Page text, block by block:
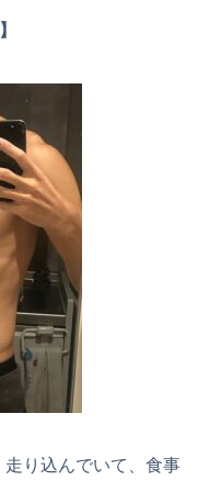
り込んでいて、食事